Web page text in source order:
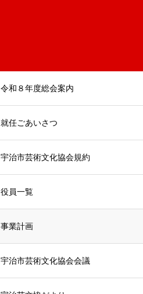
令和８年度総会案内
就任ごあいさつ
宇治市芸術文化協会規約
役員一覧
事業計画
宇治市芸術文化協会会議